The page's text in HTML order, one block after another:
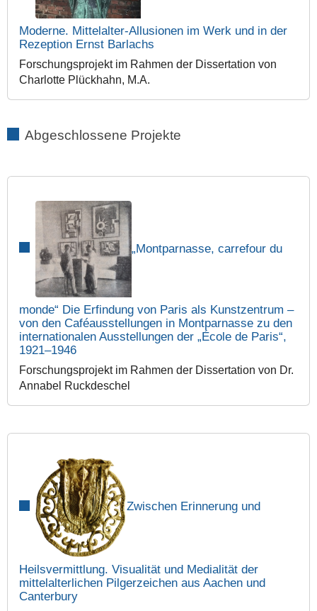
Moderne. Mittelalter-Allusionen im Werk und in der
Rezeption Ernst Barlachs
Forschungsprojekt im Rahmen der Dissertation von
Charlotte Plückhahn, M.A.
Abgeschlossene Projekte
„Montparnasse, carrefour du
monde“ Die Erfindung von Paris als Kunstzentrum –
von den Caféausstellungen in Montparnasse zu den
internationalen Ausstellungen der „École de Paris“,
1921–1946
Forschungsprojekt im Rahmen der Dissertation von Dr.
Annabel Ruckdeschel
Zwischen Erinnerung und
Heilsvermittlung. Visualität und Medialität der
mittelalterlichen Pilgerzeichen aus Aachen und
Canterbury